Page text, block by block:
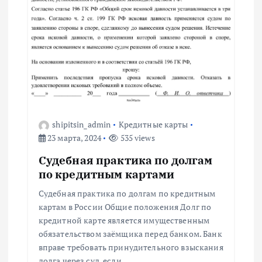
а
п
и
shipitsin_admin
Кредитные карты
23 марта, 2024
535 views
Судебная практика по долгам
по кредитным картами
Судебная практика по долгам по кредитным
картам в России Общие положения Долг по
кредитной карте является имущественным
обязательством заёмщика перед банком. Банк
вправе требовать принудительного взыскания